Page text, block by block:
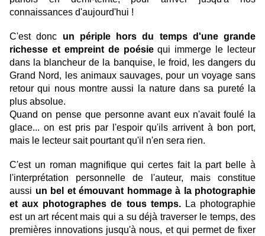
connaissances d'aujourd'hui !
C'est donc un périple hors du temps d'une grande
richesse et empreint de poésiequi immerge le lecteur
dans la blancheur de la banquise, le froid, les dangers du
Grand Nord, les animaux sauvages, pour un voyage sans
retour qui nous montre aussi la nature dans sa pureté la
plus absolue.
Quand on pense que personne avant eux n'avait foulé la
glace... on est pris par l'espoir qu'ils arrivent à bon port,
mais le lecteur sait pourtant qu'il n'en sera rien.
C'est un roman magnifique qui certes fait la part belle à
l'interprétation personnelle de l'auteur, mais constitue
aussi un bel et émouvant hommage à la photographie
et aux photographes de tous temps.La photographie
est un art récent mais qui a su déjà traverser le temps, des
premières innovations jusqu'à nous, et qui permet de fixer